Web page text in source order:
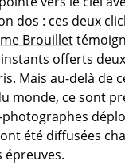
dos : ces deux
Brouillet
offerts
Mais au-delà de
monde, ce sont
été diffusées
épreuves.